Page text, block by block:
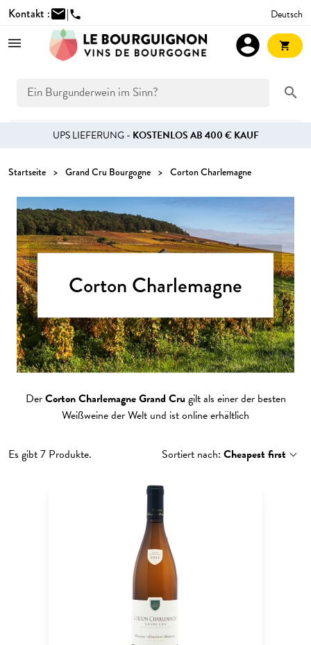
Kontakt :mail|phone Deutsch
search
account_circle shopping_cart
UPS LIEFERUNG - KOSTENLOS AB 400 € KAUF
Startseite Grand Cru Bourgogne Corton Charlemagne
Corton Charlemagne
DerCorton Charlemagne Grand Crugilt als einer der besten
Weißweine der Welt und ist online erhältlich
Es gibt 7 Produkte. Sortiert nach: Cheapest first